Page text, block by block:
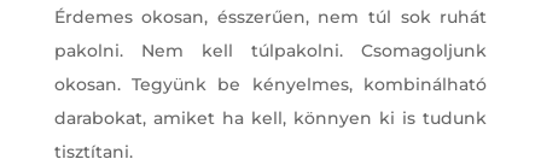
Érdemes okosan, ésszerűen, nem túl sok ruhát
pakolni. Nem kell túlpakolni. Csomagoljunk
okosan. Tegyünk be kényelmes, kombinálható
darabokat, amiket ha kell, könnyen ki is tudunk
tisztítani.